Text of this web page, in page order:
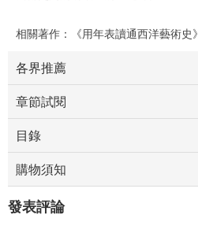
相關著作：《用年表讀通西洋藝術史》
各界推薦
章節試閱
目錄
購物須知
發表評論